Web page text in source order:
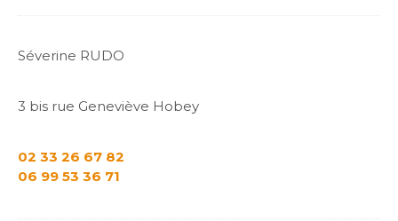
Séverine RUDO
3 bis rue Geneviève Hobey
02 33 26 67 82
06 99 53 36 71